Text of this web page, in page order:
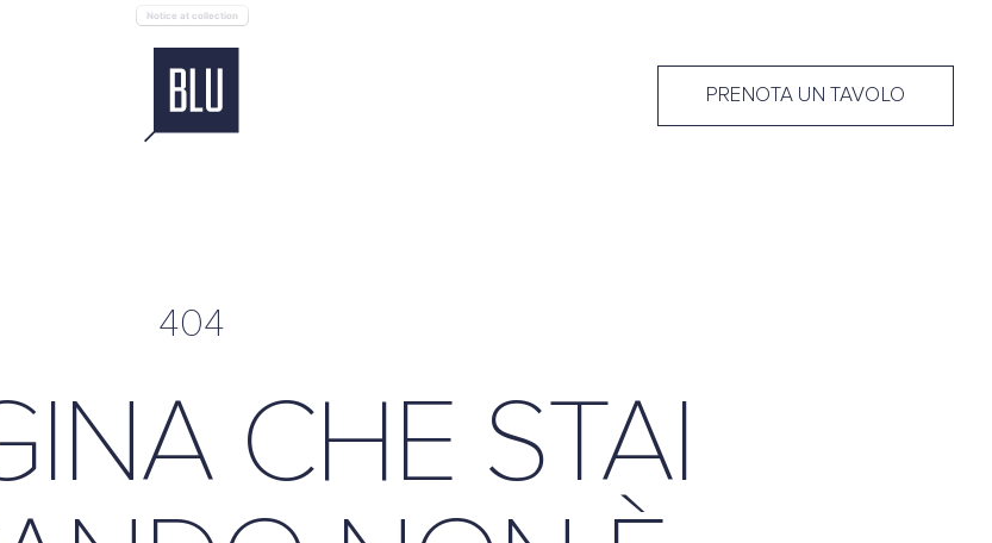
404
CHE STAI
PRENOTA UN TAVOLO
Notice at collection